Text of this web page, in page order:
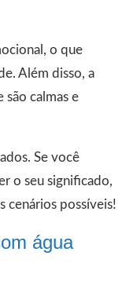
o que
Além disso, a
são calmas e
Se você
o seu significado,
cenários possíveis!
água